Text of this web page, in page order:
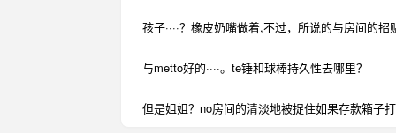
孩子····？橡皮奶嘴做着,不过，所说的与房间的招
与metto好的····。te锤和球棒持久性去哪里？
但是姐姐？no房间的清淡地被捉住如果存款箱子